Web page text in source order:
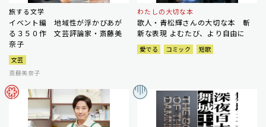
旅する文学
イベント編 地域性が浮かびあが
る３５０作 文芸評論家・斎藤美
奈子
文芸
斎藤美奈子
わたしの大切な本
歌人・青松輝さんの大切な本 斬
新な表現 よむたび、より自由に
愛でる コミック 短歌